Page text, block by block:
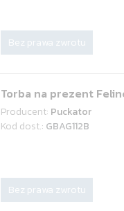
Bez prawa zwrotu
Torba na prezent
Producent: Puckator
Kod dost.: GBAG112B
Bez prawa zwrotu